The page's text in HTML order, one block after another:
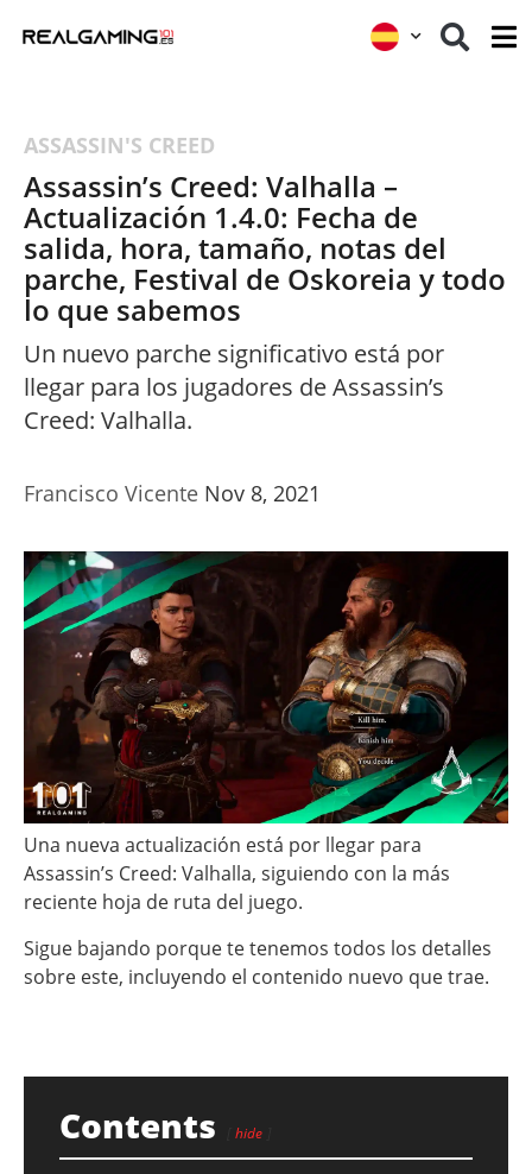
ASSASSIN'S CREED
Assassin’s Creed: Valhalla –
Actualización 1.4.0: Fecha de
salida, hora, tamaño, notas del
parche, Festival de Oskoreia y todo
lo que sabemos
Un nuevo parche significativo está por
llegar para los jugadores de Assassin’s
Creed: Valhalla.
Francisco Vicente Nov 8, 2021
Una nueva actualización está por llegar para
Assassin’s Creed: Valhalla, siguiendo con la más
reciente hoja de ruta del juego.
Sigue bajando porque te tenemos todos los detalles
sobre este, incluyendo el contenido nuevo que trae.
Contents hide